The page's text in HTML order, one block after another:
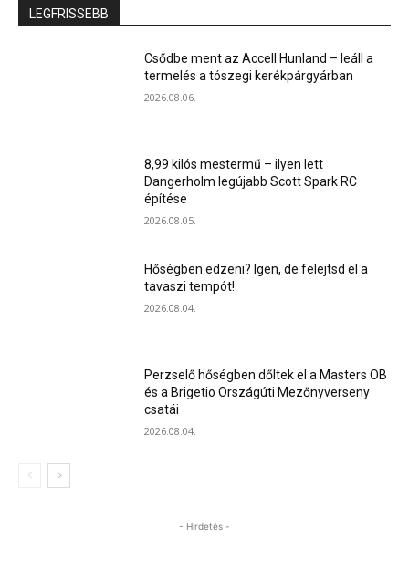
LEGFRISSEBB
Csődbe ment az Accell Hunland – leáll a
termelés a tószegi kerékpárgyárban
2026.08.06.
8,99 kilós mestermű – ilyen lett
Dangerholm legújabb Scott Spark RC
építése
2026.08.05.
Hőségben edzeni? Igen, de felejtsd el a
tavaszi tempót!
2026.08.04.
Perzselő hőségben dőltek el a Masters OB
és a Brigetio Országúti Mezőnyverseny
csatái
2026.08.04.
- Hirdetés -